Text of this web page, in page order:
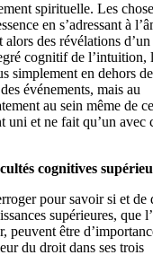
spirituelle. Les
en s’adressant à
des révélations d’un
cognitif de l’intuition,
simplement en dehors
événements, mais au
au sein même de
uni et ne fait qu’un avec
cognitives
pour savoir si et de
supérieures, que
peuvent être
du droit dans ses trois